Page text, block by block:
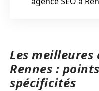
Les meilleures
Rennes :
spécificités